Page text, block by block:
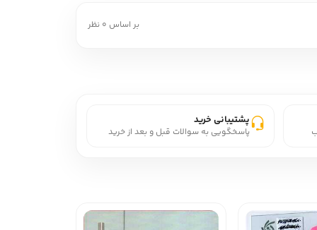
بر اساس 0 نظر
پشتیبانی خرید
پاسخگویی به سوالات قبل و بعد از خرید